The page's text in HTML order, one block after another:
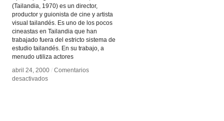
(Tailandia, 1970) es un director,
productor y guionista de cine y artista
visual tailandés. Es uno de los pocos
cineastas en Tailandia que han
trabajado fuera del estricto sistema de
estudio tailandés. En su trabajo, a
menudo utiliza actores
abril 24, 2000 / Comentarios
desactivadosen
abril 24, 2000 / Comentarios
desactivadosen